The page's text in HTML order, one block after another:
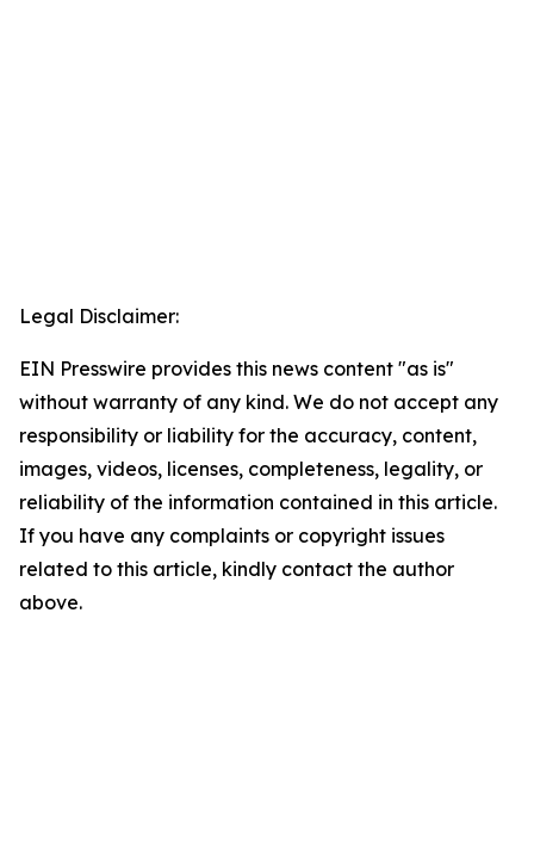
Legal Disclaimer:
EIN Presswire provides this news content "as is"
without warranty of any kind. We do not accept any
responsibility or liability for the accuracy, content,
images, videos, licenses, completeness, legality, or
reliability of the information contained in this article.
If you have any complaints or copyright issues
related to this article, kindly contact the author
above.